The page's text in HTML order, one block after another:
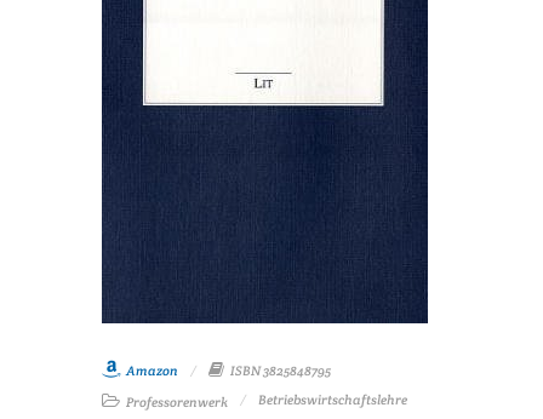
Amazon
ISBN 3825848795
Professorenwerk
Betriebswirtschaftslehre